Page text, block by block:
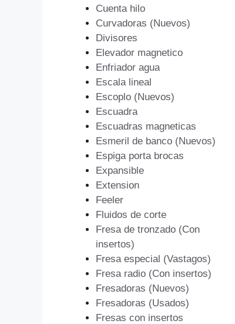
Cuenta hilo
Curvadoras (Nuevos)
Divisores
Elevador magnetico
Enfriador agua
Escala lineal
Escoplo (Nuevos)
Escuadra
Escuadras magneticas
Esmeril de banco (Nuevos)
Espiga porta brocas
Expansible
Extension
Feeler
Fluidos de corte
Fresa de tronzado (Con
insertos)
Fresa especial (Vastagos)
Fresa radio (Con insertos)
Fresadoras (Nuevos)
Fresadoras (Usados)
Fresas con insertos